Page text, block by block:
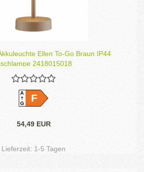
Ellen To-Go Braun IP44
2418015018
A
GF
54,49 EUR
Lieferzeit: 1-5 Tagen